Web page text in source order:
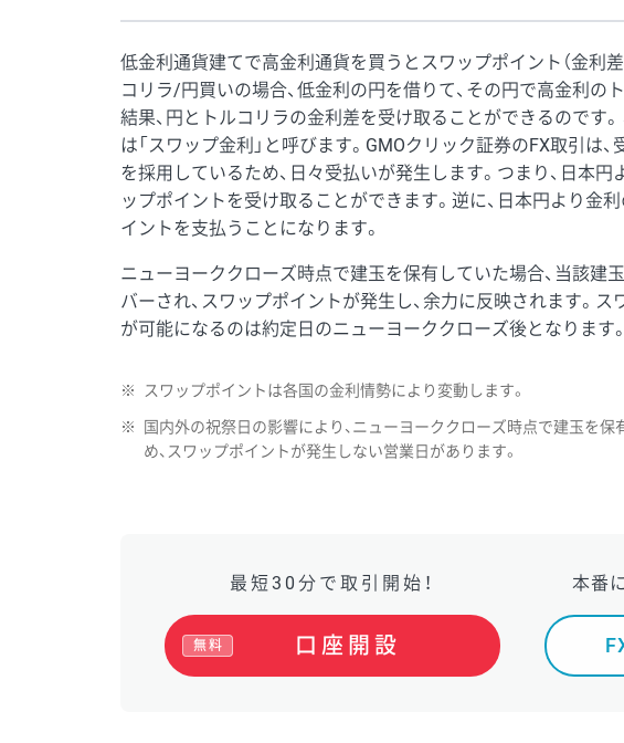
※ハンガリーフォリント/円と南アフリカランド/円とメキシコペソ/
低金利通貨建てで高金利通貨を買うとスワップポイント（金利
コリラ/円買いの場合、低金利の円を借りて、その円で高金利の
結果、円とトルコリラの金利差を受け取ることができるのです
は「スワップ金利」と呼びます。GMOクリック証券のFX取引は
を採用しているため、日々受払いが発生します。つまり、日本
ップポイントを受け取ることができます。逆に、日本円より金
イントを支払うことになります。
ニューヨーククローズ時点で建玉を保有していた場合、当該建
バーされ、スワップポイントが発生し、余力に反映されます。
が可能になるのは約定日のニューヨーククローズ後となります
※ スワップポイントは各国の金利情勢により変動します。
※
国内外の祝祭日の影響により、ニューヨーククローズ時点で建玉を
め、スワップポイントが発生しない営業日があります。
最短30分で取引開始！
口座開設
無料
本番